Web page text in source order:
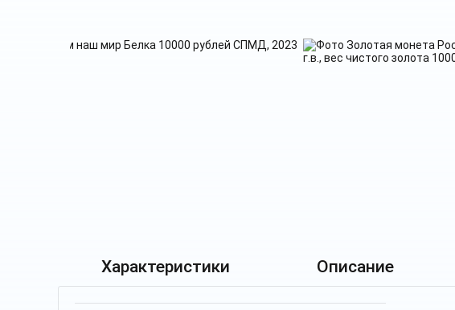
Характеристики Описание